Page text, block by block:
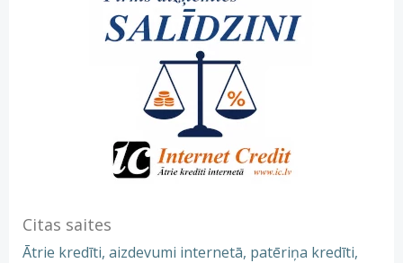
Citas saites
Ātrie kredīti, aizdevumi internetā, patēriņa kredīti,